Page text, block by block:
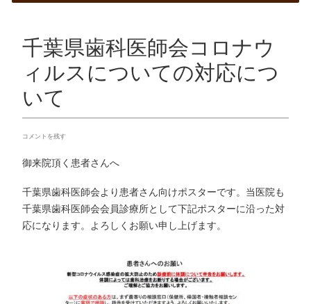
ツ
へ
ス
キ
千葉県歯科医師会コロナウ
ィルスについての対応につ
いて
コメントを残す
御来院頂く患者さんへ
千葉県歯科医師会より患者さん向けポスターです。当医院も
千葉県歯科医師会会員診療所として下記ポスターに沿った対
応になります。よろしくお願い申し上げます。